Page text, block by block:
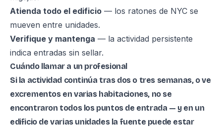
Atienda todo el edificio — los ratones de NYC se
mueven entre unidades.
Verifique y mantenga — la actividad persistente
indica entradas sin sellar.
Cuándo llamar a un profesional
Si la actividad continúa tras dos o tres semanas, o ve
excrementos en varias habitaciones, no se
encontraron todos los puntos de entrada — y en un
edificio de varias unidades la fuente puede estar